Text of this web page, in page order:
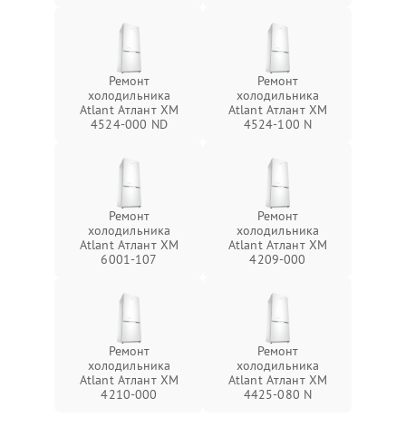
Ремонт
холодильника
Atlant Атлант ХМ
4524-000 ND
Ремонт
холодильника
Atlant Атлант ХМ
4524-100 N
Ремонт
холодильника
Atlant Атлант ХМ
6001-107
Ремонт
холодильника
Atlant Атлант ХМ
4209-000
Ремонт
холодильника
Atlant Атлант ХМ
4210-000
Ремонт
холодильника
Atlant Атлант ХМ
4425-080 N